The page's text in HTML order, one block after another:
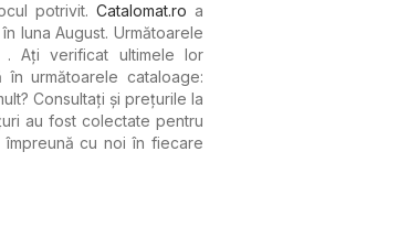
potrivit.Catalomat.ro a
luna August. Următoarele
Ați verificat ultimele lor
următoarele cataloage:
Consultați și prețurile la
au fost colectate pentru
împreună cu noi în fiecare